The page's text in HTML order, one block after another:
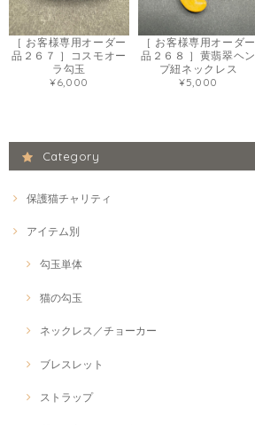
［ お客様専用オーダー
品２６７ ］コスモオー
ラ勾玉
¥6,000
［ お客様専用オーダー
品２６８ ］黄翡翠ヘン
プ紐ネックレス
¥5,000
Category
保護猫チャリティ
アイテム別
勾玉単体
猫の勾玉
ネックレス／チョーカー
ブレスレット
ストラップ